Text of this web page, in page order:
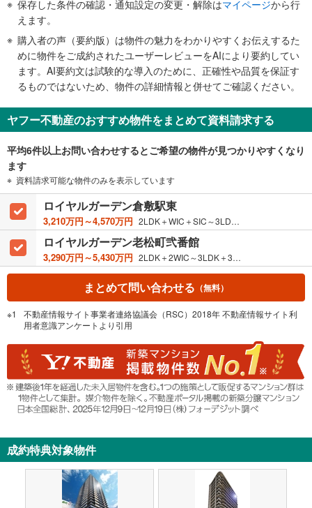
け
条
件
マ
イ
ペ
ー
ジ
に
保
存
す
保存した条件の確認・通知設定の変更・解除はマイページから行
えます。
購入者の声（要約版）は物件の魅力をわかりやすくお伝えするた
めに物件をご成約されたユーザーレビューをAIにより要約してい
ます。AI要約文は試験的な導入のために、正確性や品質を保証す
るものではないため、物件の詳細情報と併せてご確認ください。
ヤフー不動産のおすすめ物件をまとめて資料請求する
平均6件以上お問い合わせするとご希望の物件が見つかりやすくなり
ます
資料請求可能な物件のみを表示しています
ロイヤルガーデン倉敷駅東
3,210万円～4,570万円 2LDK＋WIC＋SIC～3LDK＋2WIC＋SIC / 58.00m²～81.52m²
ロイヤルガーデン老松町弐番館
3,290万円～5,430万円 2LDK＋2WIC～3LDK＋3WIC＋SIC / 67.00m²～81.67m²
まとめて問い合わせる （無料）
不動産情報サイト事業者連絡協議会（RSC）2018年 不動産情報サイト利
用者意識アンケートより引用
成約特典対象物件